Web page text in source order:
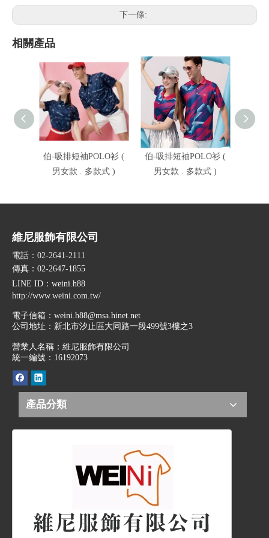
下一條:
相關產品
伯-吸排短袖POLO衫 (
男女款 . 多款式 )
伯-吸排短袖POLO衫 (
男女款 . 多款式 )
維尼服飾有限公司
電話：02-2641-2111
傳真：02-2647-1855
LINE ID ：weini.h88
http://www.weini.com.tw/
電子信箱： weini.h88@msa.hinet.net
公司地址： 新北市汐止區大同路一段499號3樓之3
營業人名稱：維尼服飾有限公司
統一編號：16192073
產品分類